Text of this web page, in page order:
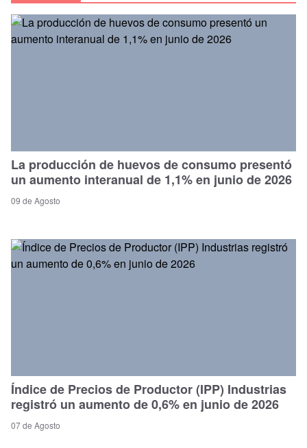
La producción de huevos de consumo presentó
un aumento interanual de 1,1% en junio de 2026
09 de Agosto
Índice de Precios de Productor (IPP) Industrias
registró un aumento de 0,6% en junio de 2026
07 de Agosto